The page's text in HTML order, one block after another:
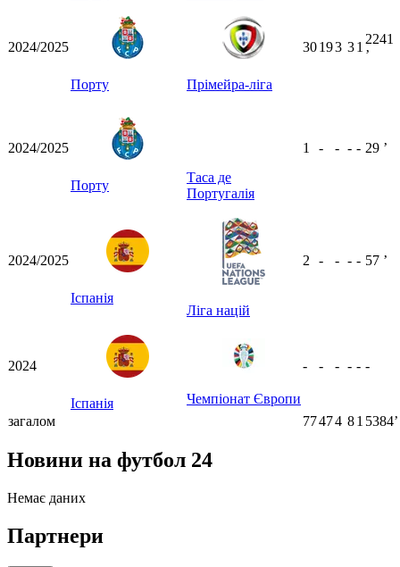
2024/2025
Порту Прімейра-ліга
30193 31
2241
ʼ
2024/2025
Порту
Таса де
Португалія
1 - - - - 29 ʼ
2024/2025
Іспанія
Ліга націй
2 - - - - 57 ʼ
2024
Іспанія Чемпіонат Європи
- - - - - -
загалом 77474 81 5384ʼ
Новини на футбол 24
Немає даних
Партнери